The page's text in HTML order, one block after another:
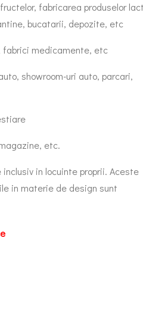
fabricarea produselor
bucatarii, depozite, etc
fabrici medicamente, etc
showroom-uri auto, parcari,
etc.
in locuinte proprii. Aceste
in materie de design sunt